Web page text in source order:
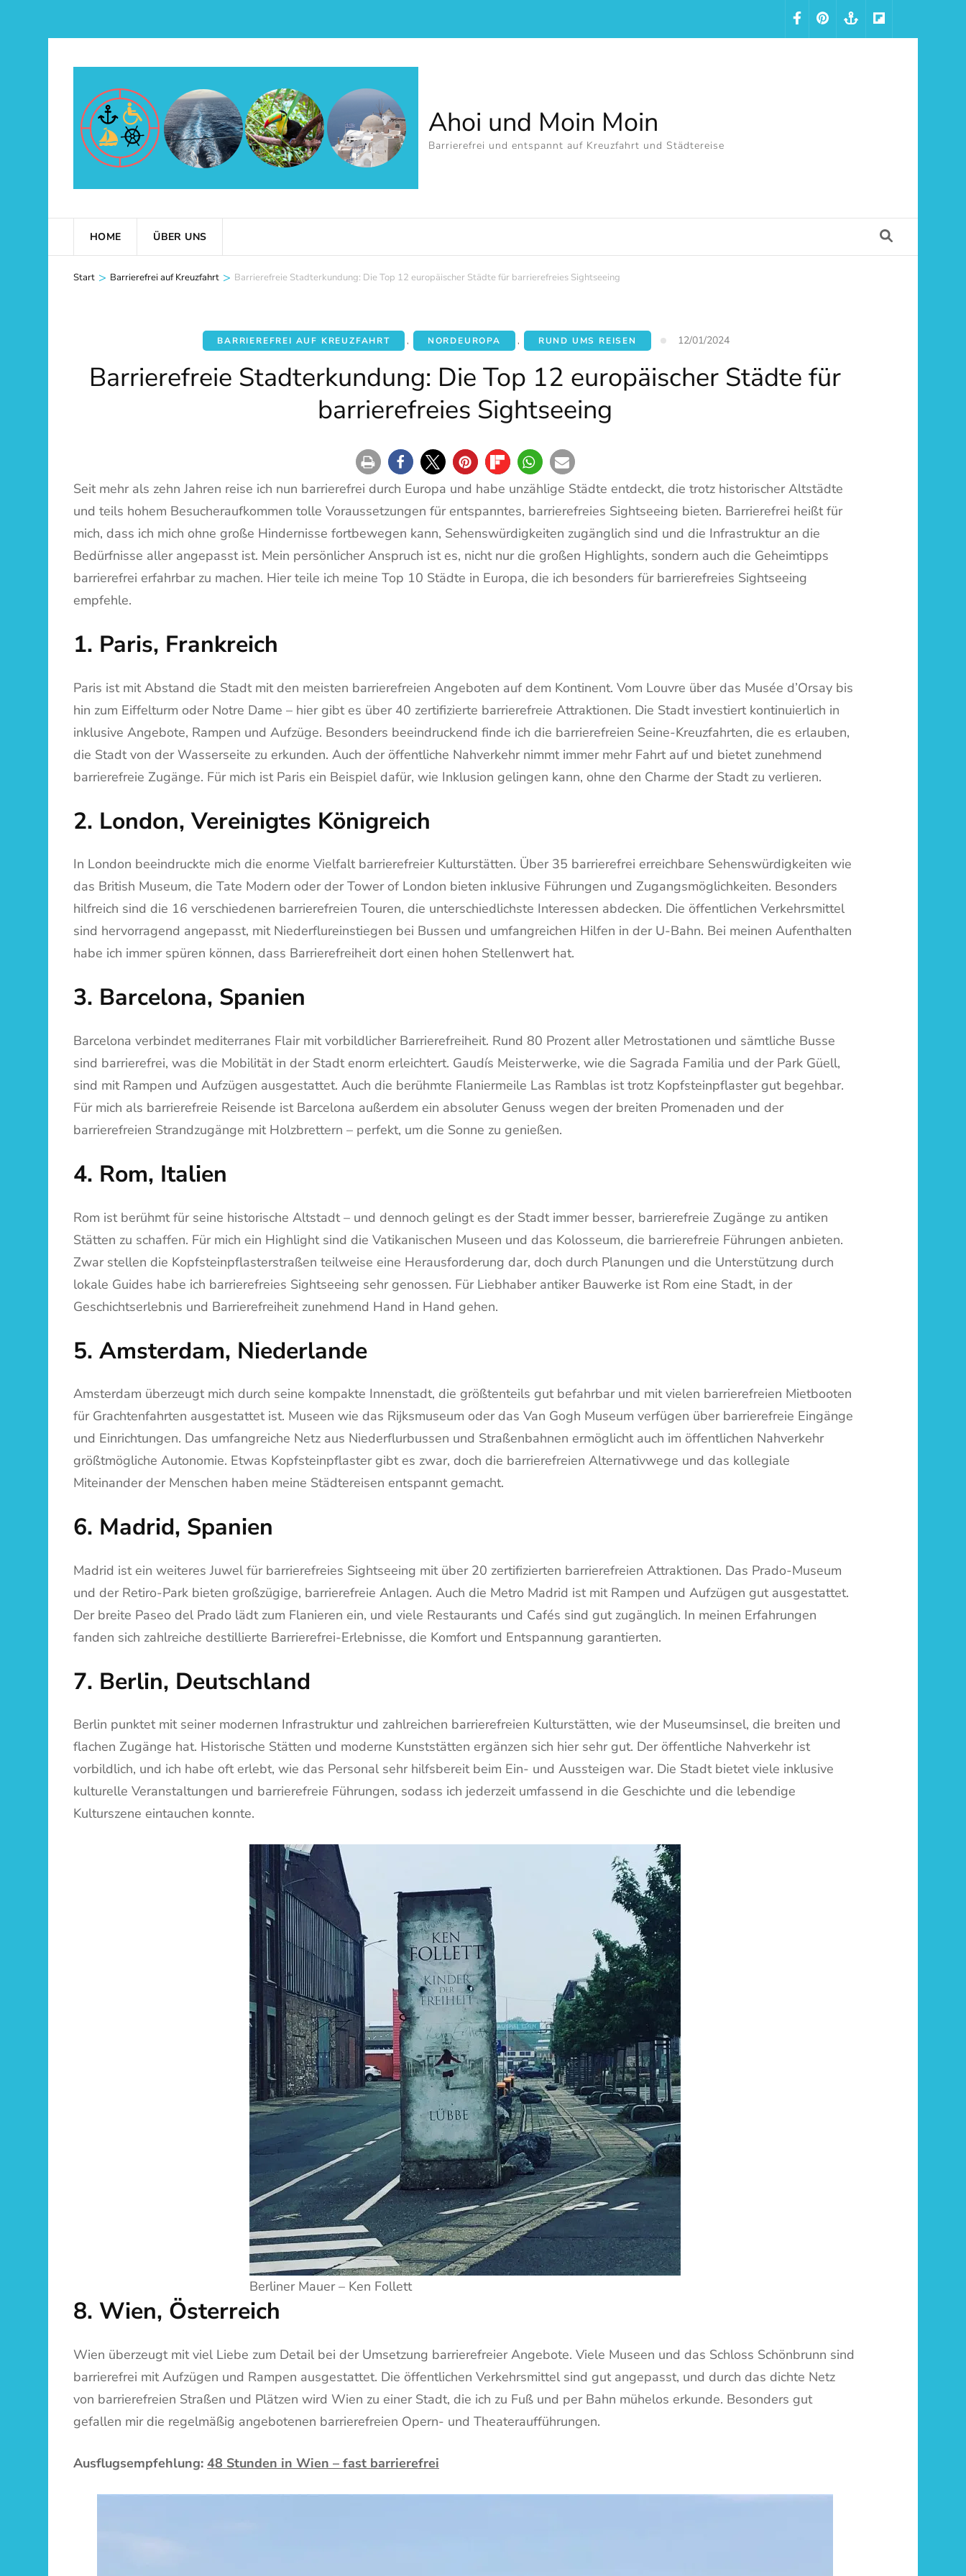
drücken)
Ahoi und Moin Moin
Barrierefrei und entspannt auf Kreuzfahrt und Städtereise
HOME ÜBER UNS
Start > Barrierefrei auf Kreuzfahrt > Barrierefreie Stadterkundung: Die Top 12 europäischer Städte für barrierefreies Sightseeing
BARRIEREFREI AUF KREUZFAHRT , NORDEUROPA , RUND UMS REISEN 12/01/2024
Barrierefreie Stadterkundung: Die Top 12 europäischer Städte für
barrierefreies Sightseeing
Seit mehr als zehn Jahren reise ich nun barrierefrei durch Europa und habe unzählige Städte entdeckt, die trotz historischer Altstädte
und teils hohem Besucheraufkommen tolle Voraussetzungen für entspanntes, barrierefreies Sightseeing bieten. Barrierefrei heißt für
mich, dass ich mich ohne große Hindernisse fortbewegen kann, Sehenswürdigkeiten zugänglich sind und die Infrastruktur an die
Bedürfnisse aller angepasst ist. Mein persönlicher Anspruch ist es, nicht nur die großen Highlights, sondern auch die Geheimtipps
barrierefrei erfahrbar zu machen. Hier teile ich meine Top 10 Städte in Europa, die ich besonders für barrierefreies Sightseeing
empfehle.
1. Paris, Frankreich
Paris ist mit Abstand die Stadt mit den meisten barrierefreien Angeboten auf dem Kontinent. Vom Louvre über das Musée d’Orsay bis
hin zum Eiffelturm oder Notre Dame – hier gibt es über 40 zertifizierte barrierefreie Attraktionen. Die Stadt investiert kontinuierlich in
inklusive Angebote, Rampen und Aufzüge. Besonders beeindruckend finde ich die barrierefreien Seine-Kreuzfahrten, die es erlauben,
die Stadt von der Wasserseite zu erkunden. Auch der öffentliche Nahverkehr nimmt immer mehr Fahrt auf und bietet zunehmend
barrierefreie Zugänge. Für mich ist Paris ein Beispiel dafür, wie Inklusion gelingen kann, ohne den Charme der Stadt zu verlieren.
2. London, Vereinigtes Königreich
In London beeindruckte mich die enorme Vielfalt barrierefreier Kulturstätten. Über 35 barrierefrei erreichbare Sehenswürdigkeiten wie
das British Museum, die Tate Modern oder der Tower of London bieten inklusive Führungen und Zugangsmöglichkeiten. Besonders
hilfreich sind die 16 verschiedenen barrierefreien Touren, die unterschiedlichste Interessen abdecken. Die öffentlichen Verkehrsmittel
sind hervorragend angepasst, mit Niederflureinstiegen bei Bussen und umfangreichen Hilfen in der U-Bahn. Bei meinen Aufenthalten
habe ich immer spüren können, dass Barrierefreiheit dort einen hohen Stellenwert hat.
3. Barcelona, ​​Spanien
Barcelona verbindet mediterranes Flair mit vorbildlicher Barrierefreiheit. Rund 80 Prozent aller Metrostationen und sämtliche Busse
sind barrierefrei, was die Mobilität in der Stadt enorm erleichtert. Gaudís Meisterwerke, wie die Sagrada Familia und der Park Güell,
sind mit Rampen und Aufzügen ausgestattet. Auch die berühmte Flaniermeile Las Ramblas ist trotz Kopfsteinpflaster gut begehbar.
Für mich als barrierefreie Reisende ist Barcelona außerdem ein absoluter Genuss wegen der breiten Promenaden und der
barrierefreien Strandzugänge mit Holzbrettern – perfekt, um die Sonne zu genießen.
4. Rom, Italien
Rom ist berühmt für seine historische Altstadt – und dennoch gelingt es der Stadt immer besser, barrierefreie Zugänge zu antiken
Stätten zu schaffen. Für mich ein Highlight sind die Vatikanischen Museen und das Kolosseum, die barrierefreie Führungen anbieten.
Zwar stellen die Kopfsteinpflasterstraßen teilweise eine Herausforderung dar, doch durch Planungen und die Unterstützung durch
lokale Guides habe ich barrierefreies Sightseeing sehr genossen. Für Liebhaber antiker Bauwerke ist Rom eine Stadt, in der
Geschichtserlebnis und Barrierefreiheit zunehmend Hand in Hand gehen.
5. Amsterdam, Niederlande
Amsterdam überzeugt mich durch seine kompakte Innenstadt, die größtenteils gut befahrbar und mit vielen barrierefreien Mietbooten
für Grachtenfahrten ausgestattet ist. Museen wie das Rijksmuseum oder das Van Gogh Museum verfügen über barrierefreie Eingänge
und Einrichtungen. Das umfangreiche Netz aus Niederflurbussen und Straßenbahnen ermöglicht auch im öffentlichen Nahverkehr
größtmögliche Autonomie. Etwas Kopfsteinpflaster gibt es zwar, doch die barrierefreien Alternativwege und das kollegiale
Miteinander der Menschen haben meine Städtereisen entspannt gemacht.
6. Madrid, Spanien
Madrid ist ein weiteres Juwel für barrierefreies Sightseeing mit über 20 zertifizierten barrierefreien Attraktionen. Das Prado-Museum
und der Retiro-Park bieten großzügige, barrierefreie Anlagen. Auch die Metro Madrid ist mit Rampen und Aufzügen gut ausgestattet.
Der breite Paseo del Prado lädt zum Flanieren ein, und viele Restaurants und Cafés sind gut zugänglich. In meinen Erfahrungen
fanden sich zahlreiche destillierte Barrierefrei-Erlebnisse, die Komfort und Entspannung garantierten.
7. Berlin, Deutschland
Berlin punktet mit seiner modernen Infrastruktur und zahlreichen barrierefreien Kulturstätten, wie der Museumsinsel, die breiten und
flachen Zugänge hat. Historische Stätten und moderne Kunststätten ergänzen sich hier sehr gut. Der öffentliche Nahverkehr ist
vorbildlich, und ich habe oft erlebt, wie das Personal sehr hilfsbereit beim Ein- und Aussteigen war. Die Stadt bietet viele inklusive
kulturelle Veranstaltungen und barrierefreie Führungen, sodass ich jederzeit umfassend in die Geschichte und die lebendige
Kulturszene eintauchen konnte.
Berliner Mauer – Ken Follett
8. Wien, Österreich
Wien überzeugt mit viel Liebe zum Detail bei der Umsetzung barrierefreier Angebote. Viele Museen und das Schloss Schönbrunn sind
barrierefrei mit Aufzügen und Rampen ausgestattet. Die öffentlichen Verkehrsmittel sind gut angepasst, und durch das dichte Netz
von barrierefreien Straßen und Plätzen wird Wien zu einer Stadt, die ich zu Fuß und per Bahn mühelos erkunde. Besonders gut
gefallen mir die regelmäßig angebotenen barrierefreien Opern- und Theateraufführungen.
Ausflugsempfehlung: 48 Stunden in Wien – fast barrierefrei